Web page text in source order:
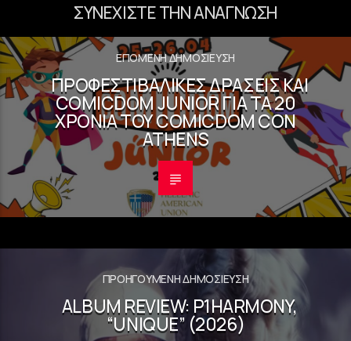
ΣΥΝΕΧΊΣΤΕ ΤΗΝ ΑΝΆΓΝΩΣΗ
ΕΠΌΜΕΝΗ ΔΗΜΟΣΊΕΥΣΗ
ΠΡΟΦΕΣΤΙΒΑΛΙΚΈΣ ΔΡΆΣΕΙΣ ΚΑΙ
COMICDOM JUNIOR ΓΙΑ ΤΑ 20
ΧΡΌΝΙΑ ΤΟΥ COMICDOM CON
ATHENS
ΠΡΟΗΓΟΎΜΕΝΗ ΔΗΜΟΣΊΕΥΣΗ
ALBUM REVIEW: P1HARMONY,
“UNIQUE” (2026)